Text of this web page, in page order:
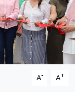
A- A+